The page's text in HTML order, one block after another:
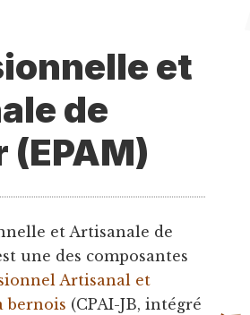
et
de
et Artisanale de
une des composantes
Artisanal et
bernois (CPAI-JB, intégré